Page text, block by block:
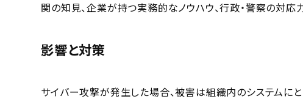
関の知見、企業が持つ実務的なノウハウ、行政・警察の対
影響と対策
サイバー攻撃が発生した場合、被害は組織内のシステムに